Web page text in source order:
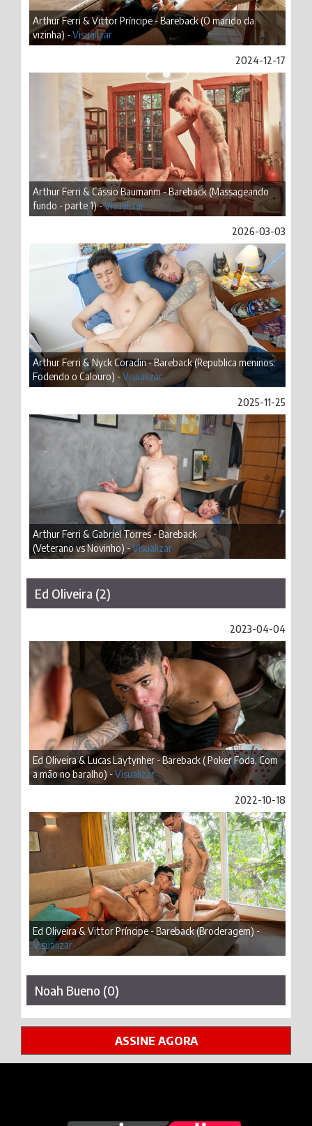
Arthur Ferri & Vittor Príncipe - Bareback (O marido da
vizinha) -Visualizar
2024-12-17
Arthur Ferri & Cássio Baumanm - Bareback (Massageando
fundo - parte 1) -Visualizar
2026-03-03
Arthur Ferri & Nyck Coradin - Bareback (Republica meninos:
Fodendo o Calouro) -Visualizar
2025-11-25
Arthur Ferri & Gabriel Torres - Bareback
(Veterano vs Novinho) -Visualizar
Ed Oliveira (2)
2023-04-04
Ed Oliveira & Lucas Laytynher - Bareback ( Poker Foda, Com
a mão no baralho) -Visualizar
2022-10-18
Ed Oliveira & Vittor Príncipe - Bareback (Broderagem) -
Visualizar
Noah Bueno (0)
ASSINE AGORA